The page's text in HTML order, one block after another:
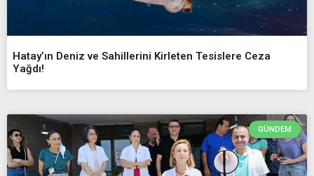
Hatay’ın Deniz ve Sahillerini Kirleten Tesislere Ceza
Yağdı!
GÜNDEM